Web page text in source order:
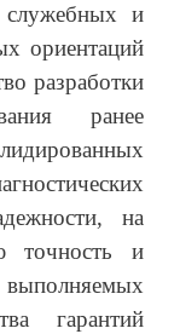
и
ориентаций
разработки
ранее
на
точность и
гарантий